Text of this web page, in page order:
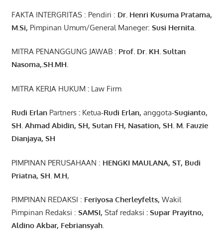
FAKTA INTERGRITAS : Pendiri : Dr. Henri Kusuma Pratama,
M.Si, Pimpinan Umum/General Maneger: Susi Hernita.
MITRA PENANGGUNG JAWAB : Prof. Dr. KH. Sultan
Nasoma,.SH.MH.
MITRA KERJA HUKUM : Law Firm
Rudi ErlanPartners : Ketua-Rudi Erlan, anggota-Sugianto,
SH. Ahmad Abidin, SH, SutanFH, Nasation, SH. M. Fauzie
Dianjaya, SH
PIMPINAN PERUSAHAAN : HENGKI MAULANA, ST, Budi
Priatna, SH . M.H,
PIMPINAN REDAKSI : Feriyosa Cherleyfelts, Wakil
Pimpinan Redaksi : SAMSI, Staf redaksi : Supar Prayitno,
Aldino Akbar, Febriansyah.